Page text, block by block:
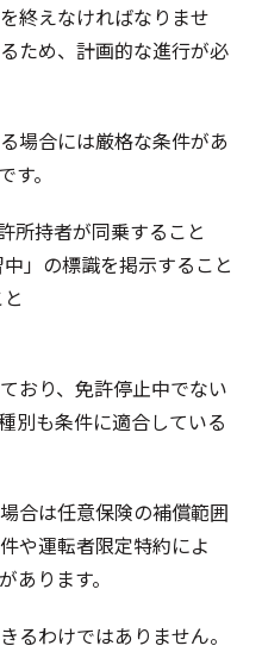
終えなければなりませ
ため、計画的な進行が必
場合には厳格な条件があ
。
所持者が同乗すること
」の標識を掲示すること
おり、免許停止中でない
別も条件に適合している
合は任意保険の補償範囲
や運転者限定特約によ
あります。
るわけではありません。